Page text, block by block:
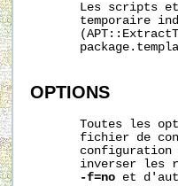
Les scripts
temporaire
OPTIONS
Toutes les
fichier de
configuration
inverser les
-f=no et